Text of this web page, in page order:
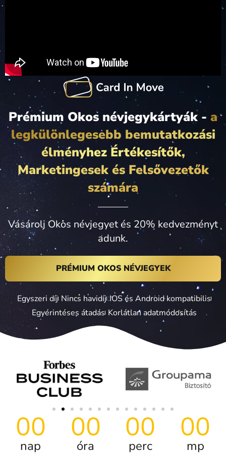
Prémium Okos névjegykártyák - a
legkülönlegesebb bemutatkozási
élményhez Értékesítők,
Marketingesek és Felsővezetők
számára
Vásárolj Okos névjegyet és 20% kedvezményt
adunk.
PRÉMIUM OKOS NÉVJEGYEK
Egyszeri díj Nincs havidíj IOS és Android kompatibilis
Egyérintéses átadás Korlátlan adatmódosítás
00
nap
00
óra
00
perc
00
mp